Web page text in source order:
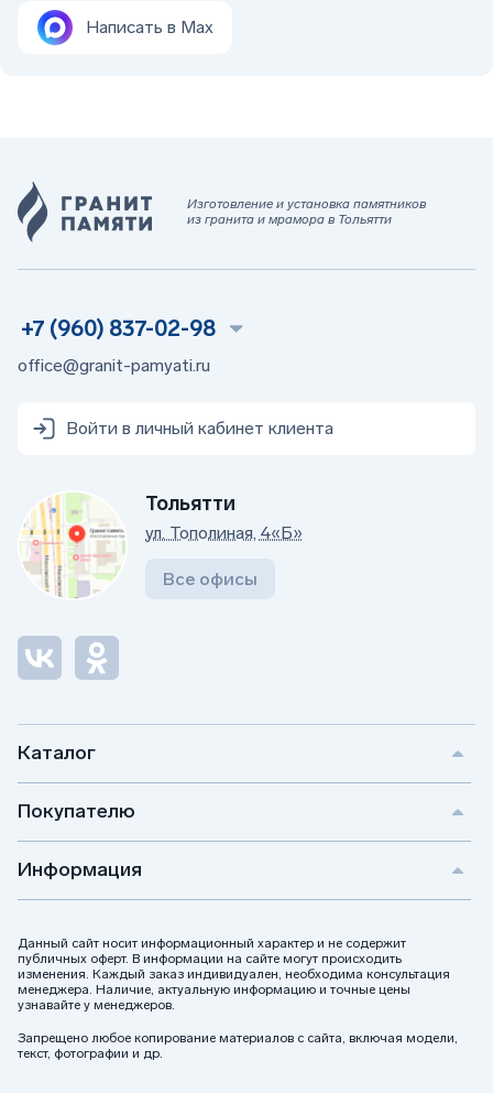
Написать в Max
Изготовление и установка памятников
из гранита и мрамора в Тольятти
Каталог
Покупателю
Информация
Данный сайт носит информационный характер и не содержит
публичных оферт. В информации на сайте могут происходить
изменения. Каждый заказ индивидуален, необходима консультация
менеджера. Наличие, актуальную информацию и точные цены
узнавайте у менеджеров.
Запрещено любое копирование материалов с сайта, включая модели,
текст, фотографии и др.
+7 (960) 837-02-98
office@granit-pamyati.ru
Войти в личный кабинет клиента
Тольятти
ул. Тополиная, 4«Б»
Все офисы